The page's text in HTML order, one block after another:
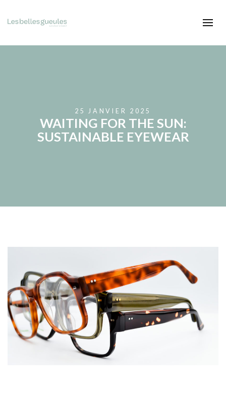
25 JANVIER 2025
WAITING FOR THE SUN:
SUSTAINABLE EYEWEAR